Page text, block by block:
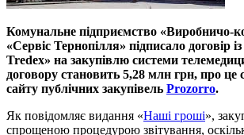
Комунальне підприємство «Виробничо-
«Сервіс Тернопілля» підписало договір
Tredex» на закупівлю системи
договору становить 5,28 млн грн, про це
сайту публічних закупівель Prozorro.
Як повідомляє видання «Наші гроші»,
спрощеною процедурою звітування,